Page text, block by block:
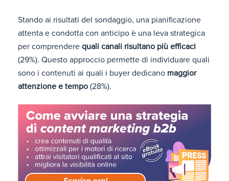
Stando ai risultati del sondaggio, una pianificazione
attenta e condotta con anticipo è una leva strategica
per comprendere quali canali risultano più efficaci
(29%). Questo approccio permette di individuare quali
sono i contenuti ai quali i buyer dedicano maggior
attenzione e tempo (28%).